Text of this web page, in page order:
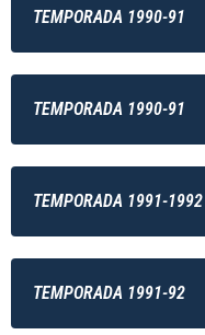
TEMPORADA 1990-91
TEMPORADA 1990-91
TEMPORADA 1991-1992
TEMPORADA 1991-92